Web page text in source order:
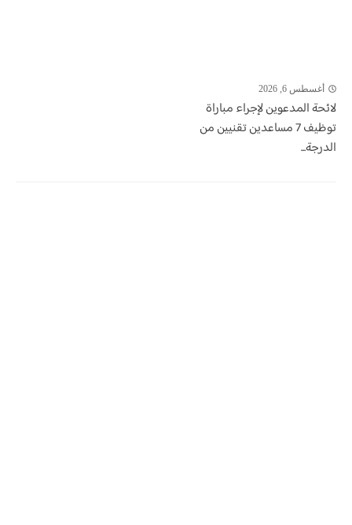
أغسطس 6, 2026
لائحة المدعوين لإجراء مباراة
توظيف 7 مساعدين تقنيين من
الدرجة...